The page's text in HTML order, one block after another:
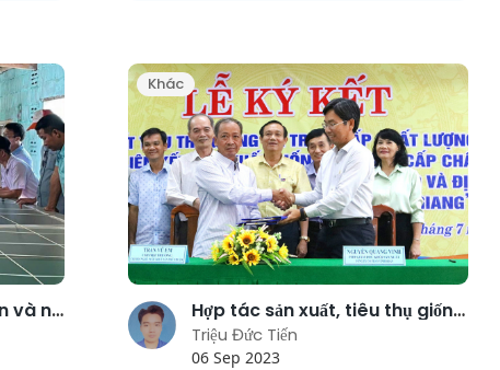
Một ngư dân cho sinh sản và nuôi mực thành công
Khác
Hợp tác sản xuất, tiêu thụ giống cá tra 3 cấp chất lượng cao
Triệu Đức Tiến
06 Sep 2023